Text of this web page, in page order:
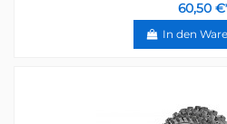
60,50
In den